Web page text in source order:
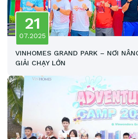
21
07.2025
VINHOMES GRAND PARK – NƠI
GIẢI CHẠY LỚN